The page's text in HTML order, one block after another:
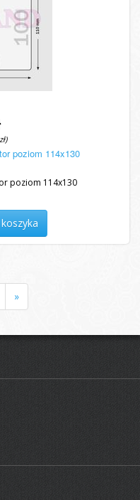
poziom 114x130
poziom 114x130
»